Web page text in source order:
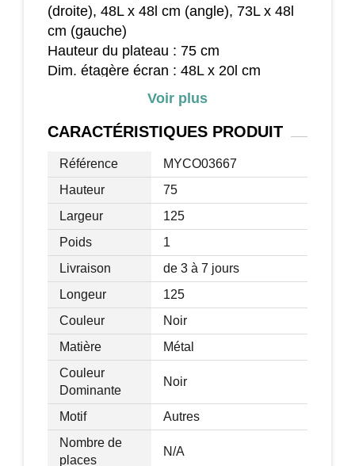
(droite), 48L x 48l cm (angle), 73L x 48l
cm (gauche)
Hauteur du plateau : 75 cm
Dim. étagère écran : 48L x 20l cm
Ø porte-gobelet : 6 cm
Charge max. recommandée : 40 Kg
Livraison effectuée en un colis
Voir plus
CARACTÉRISTIQUES PRODUIT
Référence
MYCO03667
Hauteur
75
Largeur
125
Poids
1
Livraison
de 3 à 7 jours
Longeur
125
Couleur
Noir
Matière
Métal
Couleur
Dominante
Noir
Motif
Autres
Nombre de
places
N/A